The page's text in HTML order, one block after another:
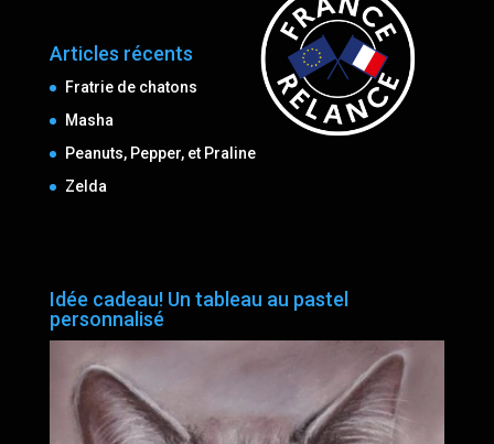
Articles récents
Fratrie de chatons
Masha
Peanuts, Pepper, et Praline
Zelda
Idée cadeau! Un tableau au pastel
personnalisé